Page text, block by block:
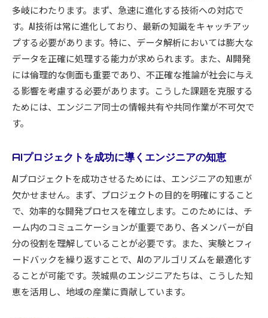
多岐にわたります。まず、急速に進化する技術への対応で
す。AI技術は常に進化しており、最新の知識をキャッチアッ
プする必要があります。特に、データ解析においては膨大な
データを正確に処理する能力が求められます。また、AI開発
には倫理的な側面も重要であり、不正確な推論が社会に与え
る影響を考慮する必要があります。こうした課題を克服する
ためには、エンジニア同士の情報共有や共同作業が不可欠で
す。
AIプロジェクトを成功に導くエンジニアの知恵
AIプロジェクトを成功させるためには、エンジニアの知恵が
欠かせません。まず、プロジェクトの目的を明確にすること
で、効率的な開発プロセスを確立します。このためには、チ
ーム内のコミュニケーションが重要であり、各メンバーが自
分の役割を理解していることが必要です。また、実験とフィ
ードバックを繰り返すことで、AIのアルゴリズムを最適化す
ることが可能です。茨城県のエンジニアたちは、こうした知
恵を活用し、地域の産業に貢献しています。